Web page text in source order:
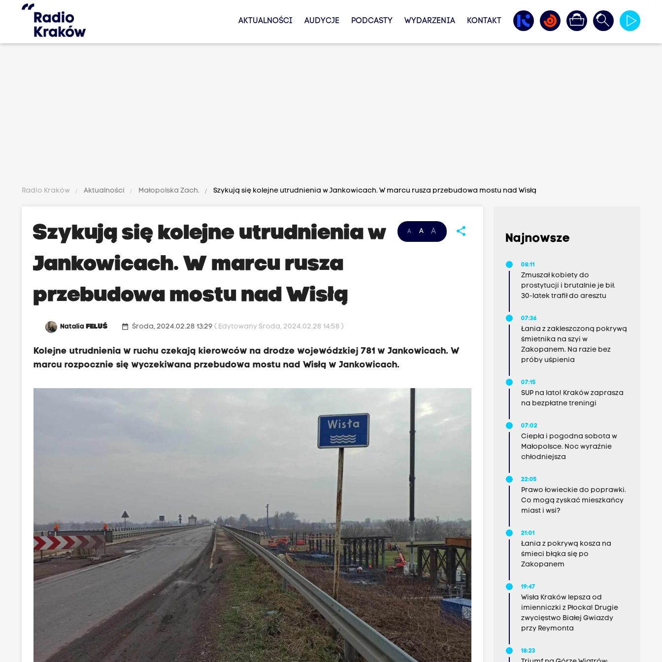
AKTUALNOŚCI AUDYCJE PODCASTY WYDARZENIA KONTAKT
Radio Kraków Aktualności Małopolska Zach. Szykują się kolejne utrudnienia w Jankowicach. W marcu rusza przebudowa mostu nad Wisłą
A A A share
Szykują się kolejne utrudnienia w
Jankowicach. W marcu rusza
przebudowa mostu nad Wisłą
NataliaFELUŚ date_range Środa, 2024.02.28 13:29( Edytowany Środa, 2024.02.28 14:58 )
Kolejne utrudnienia w ruchu czekają kierowców na drodze wojewódzkiej 781 w Jankowicach. W
marcu rozpocznie się wyczekiwana przebudowa mostu nad Wisłą w Jankowicach.
Najnowsze
08:11
Zmuszał kobiety do
prostytucji i brutalnie je bił.
30-latek trafił do aresztu
07:36
Łania z zakleszczoną pokrywą
śmietnika na szyi w
Zakopanem. Na razie bez
próby uśpienia
07:15
SUP na lato! Kraków zaprasza
na bezpłatne treningi
07:02
Ciepła i pogodna sobota w
Małopolsce. Noc wyraźnie
chłodniejsza
22:05
Prawo łowieckie do poprawki.
Co mogą zyskać mieszkańcy
miast i wsi?
21:01
Łania z pokrywą kosza na
śmieci błąka się po
Zakopanem
19:47
Wisła Kraków lepsza od
imienniczki z Płocka! Drugie
zwycięstwo Białej Gwiazdy
przy Reymonta
18:23